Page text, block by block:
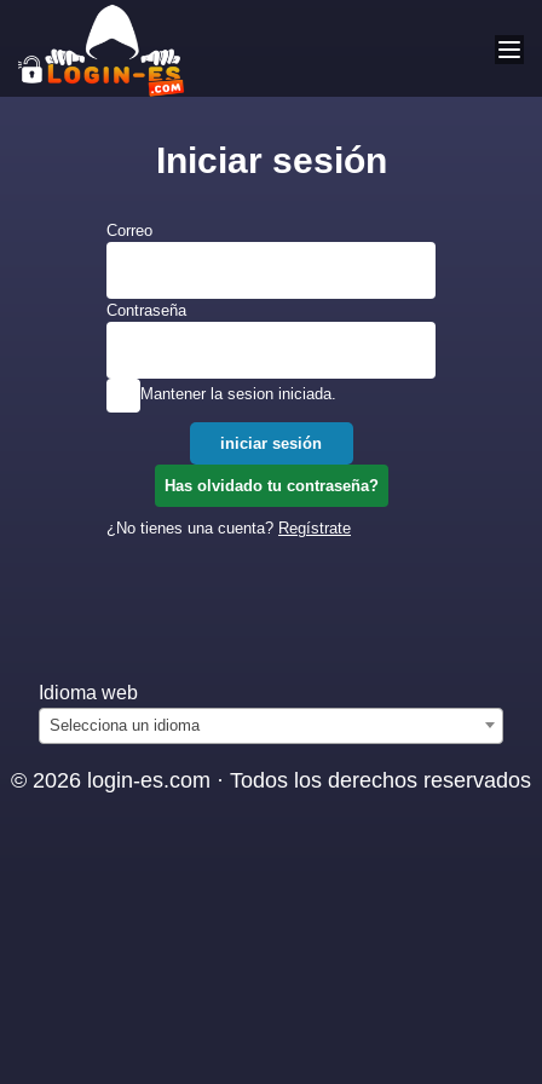
Iniciar sesión
Correo
Contraseña
Mantener la sesion iniciada.
Has olvidado tu contraseña?
¿No tienes una cuenta? Regístrate
Idioma web
Selecciona un idioma
© 2026 login-es.com · Todos los derechos reservados